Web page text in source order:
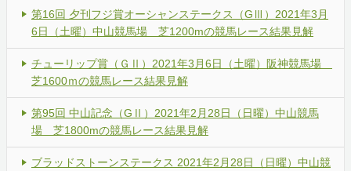
第16回 夕刊フジ賞オーシャンステークス（GⅢ）2021年3月
6日（土曜）中山競馬場 芝1200mの競馬レース結果見解
チューリップ賞（ＧⅡ）2021年3月6日（土曜）阪神競馬場
芝1600ｍの競馬レース結果見解
第95回 中山記念（GⅡ）2021年2月28日（日曜）中山競馬
場 芝1800mの競馬レース結果見解
ブラッドストーンステークス 2021年2月28日（日曜）中山競